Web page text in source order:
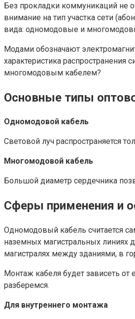
Без прокладки коммуникаций не
внимание на тип участка сети
вида: одномодовые и
Модами обозначают
характеристика
многомодовым кабелем?
Основные типы
Одномодовой кабель
Световой луч распространяется
Многомодовой кабель
Большой диаметр сердечника
Сферы применения и
Одномодовый кабель считается
наземных магистральных линиях
магистралях между зданиями, в
Монтаж кабеля будет зависеть от
разберемся.
Для внутреннего монтажа